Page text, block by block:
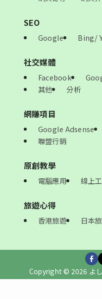
SEO
Google Bing/
社交媒體
Facebook
其他
分析
網賺項目
Google Adsense
聯盟行銷
原創教學
電腦應用 線上
旅遊心得
香港旅遊 日本
Copyright © 2026 よ